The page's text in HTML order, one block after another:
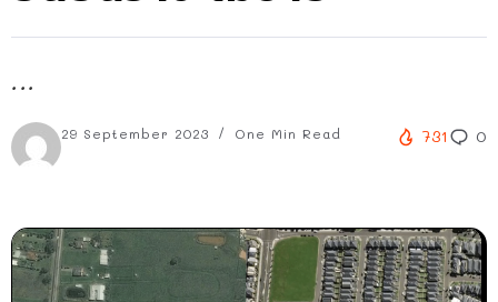
...
29 September 2023 One Min Read 731 0